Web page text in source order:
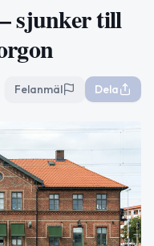
sjunker till
Felanmäl Dela